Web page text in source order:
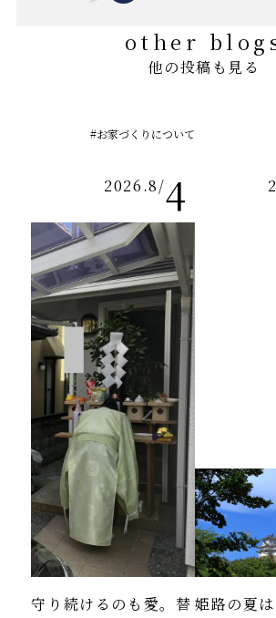
other
他の投稿も見る
2026.8/4
守り続けるのも愛。替
#お家づくりについて
姫路の夏